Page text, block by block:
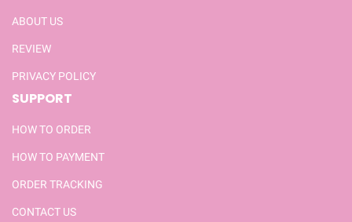
ABOUT US
REVIEW
PRIVACY POLICY
SUPPORT
HOW TO ORDER
HOW TO PAYMENT
ORDER TRACKING
CONTACT US